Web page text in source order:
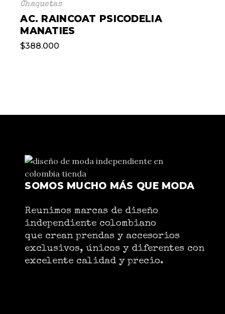
Chaquetas
AC. RAINCOAT PSICODELIA
MANATIES
$388.000
SOMOS MUCHO MÁS QUE MODA
Reunimos marcas de diseño
independiente colombiano
que crean prendas y accesorios
exclusivos, únicos y diferentes con
excelente calidad y precio.